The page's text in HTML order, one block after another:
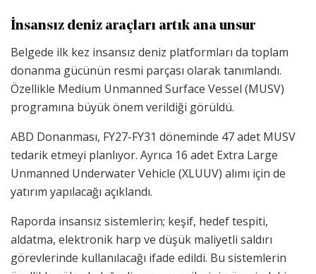
İnsansız deniz araçları artık ana unsur
Belgede ilk kez insansız deniz platformları da toplam
donanma gücünün resmi parçası olarak tanımlandı.
Özellikle Medium Unmanned Surface Vessel (MUSV)
programına büyük önem verildiği görüldü.
ABD Donanması, FY27-FY31 döneminde 47 adet MUSV
tedarik etmeyi planlıyor. Ayrıca 16 adet Extra Large
Unmanned Underwater Vehicle (XLUUV) alımı için de
yatırım yapılacağı açıklandı.
Raporda insansız sistemlerin; keşif, hedef tespiti,
aldatma, elektronik harp ve düşük maliyetli saldırı
görevlerinde kullanılacağı ifade edildi. Bu sistemlerin